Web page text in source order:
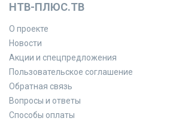
НТВ-ПЛЮС.ТВ
О проекте
Новости
Акции и спецпредложения
Пользовательское соглашение
Обратная связь
Вопросы и ответы
Способы оплаты